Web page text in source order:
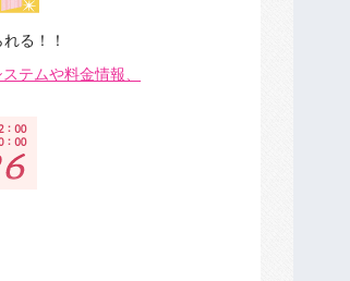
る！！
テムや料金情報、